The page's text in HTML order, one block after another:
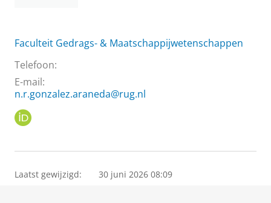
Faculteit Gedrags- & Maatschappijwetenschappen
Telefoon:
E-mail:
n.r.gonzalez.araneda@rug.nl
I
Laatst gewijzigd: 30 juni 2026 08:09